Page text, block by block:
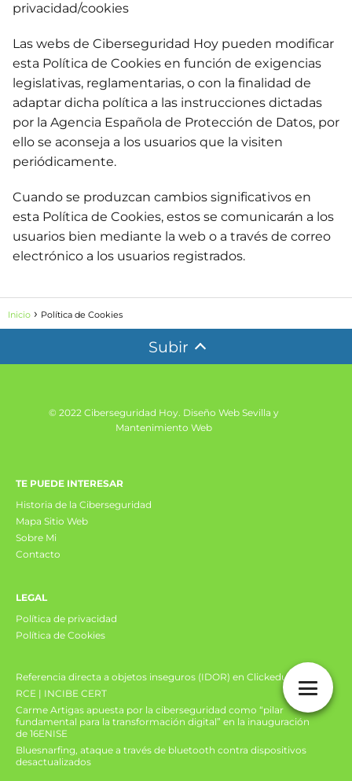
privacidad/cookies
Las webs de Ciberseguridad Hoy pueden modificar
esta Política de Cookies en función de exigencias
legislativas, reglamentarias, o con la finalidad de
adaptar dicha política a las instrucciones dictadas
por la Agencia Española de Protección de Datos, por
ello se aconseja a los usuarios que la visiten
periódicamente.
Cuando se produzcan cambios significativos en
esta Política de Cookies, estos se comunicarán a los
usuarios bien mediante la web o a través de correo
electrónico a los usuarios registrados.
Inicio Política de Cookies
Subir
© 2022 Ciberseguridad Hoy. Diseño Web Sevilla y
Mantenimiento Web
TE PUEDE INTERESAR
Historia de la Ciberseguridad
Mapa Sitio Web
Sobre Mi
Contacto
LEGAL
Política de privacidad
Política de Cookies
Referencia directa a objetos inseguros (IDOR) en Clickedu
RCE | INCIBE CERT
Carme Artigas apuesta por la ciberseguridad como “pilar
fundamental para la transformación digital” en la inauguración
de 16ENISE
Bluesnarfing, ataque a través de bluetooth contra dispositivos
desactualizados